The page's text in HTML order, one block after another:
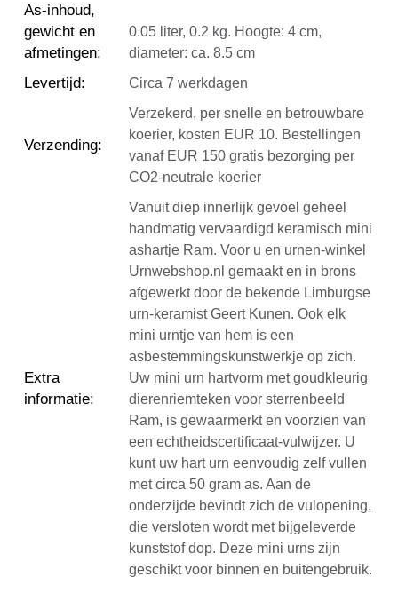
As-inhoud,
gewicht en
afmetingen:
0.05 liter, 0.2 kg. Hoogte: 4 cm,
diameter: ca. 8.5 cm
Levertijd: Circa 7 werkdagen
Verzending:
Verzekerd, per snelle en betrouwbare
koerier, kosten EUR 10. Bestellingen
vanaf EUR 150 gratis bezorging per
CO2-neutrale koerier
Extra
informatie:
Vanuit diep innerlijk gevoel geheel
handmatig vervaardigd keramisch mini
ashartje Ram. Voor u en urnen-winkel
Urnwebshop.nl gemaakt en in brons
afgewerkt door de bekende Limburgse
urn-keramist Geert Kunen. Ook elk
mini urntje van hem is een
asbestemmingskunstwerkje op zich.
Uw mini urn hartvorm met goudkleurig
dierenriemteken voor sterrenbeeld
Ram, is gewaarmerkt en voorzien van
een echtheidscertificaat-vulwijzer. U
kunt uw hart urn eenvoudig zelf vullen
met circa 50 gram as. Aan de
onderzijde bevindt zich de vulopening,
die versloten wordt met bijgeleverde
kunststof dop. Deze mini urns zijn
geschikt voor binnen en buitengebruik.